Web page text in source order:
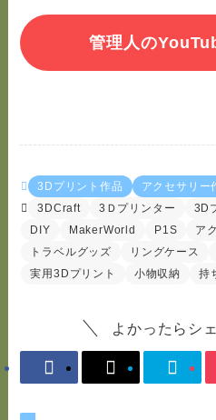
管理人の
3Dプリント作品
アクセサリー
3DCraft
3Ｄプリンター 3D
DIY
MakerWorld P1S
ア
トラベルグッズ
リングケース
実用3Dプリント
小物収納 持
よかったらシ